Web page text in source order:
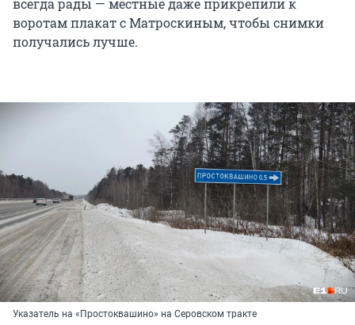
всегда рады — местные даже прикрепили к
воротам плакат с Матроскиным, чтобы снимки
получались лучше.
Указатель на «Простоквашино» на Серовском тракте